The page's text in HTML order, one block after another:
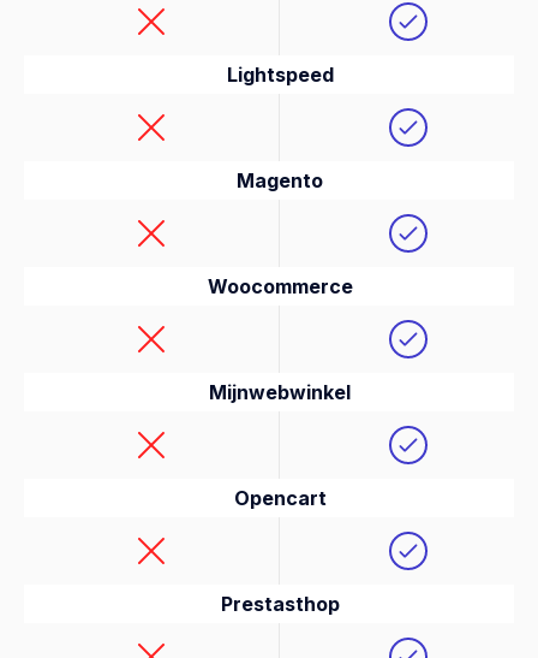
Lightspeed
Magento
Woocommerce
Mijnwebwinkel
Opencart
Prestasthop